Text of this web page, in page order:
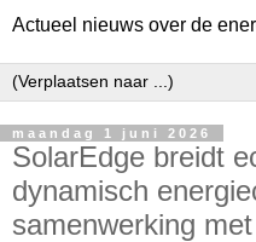
Actueel nieuws over de
maandag 1 juni 2026
SolarEdge breidt
dynamisch
samenwerking